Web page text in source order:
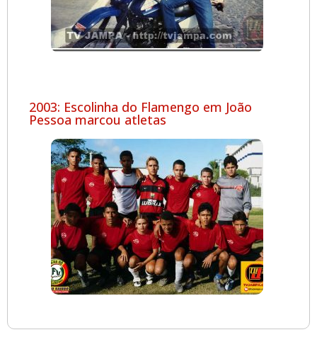
2003: Escolinha do Flamengo em João
Pessoa marcou atletas